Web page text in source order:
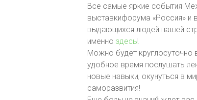
Все самые яркие события
выставкифорума «Россия» и
выдающихся людей нашей
именноздесь!
Можно будет круглосуточно
удобное время послушать
новые навыки, окунуться в
саморазвития!